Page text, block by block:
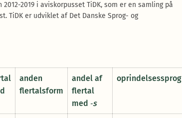
2019 i aviskorpusset TiDK, som er en samling på
TiDK er udviklet af Det Danske Sprog- og
anden
flertalsform
andel af
flertal
med ‑s
oprindelsessprog